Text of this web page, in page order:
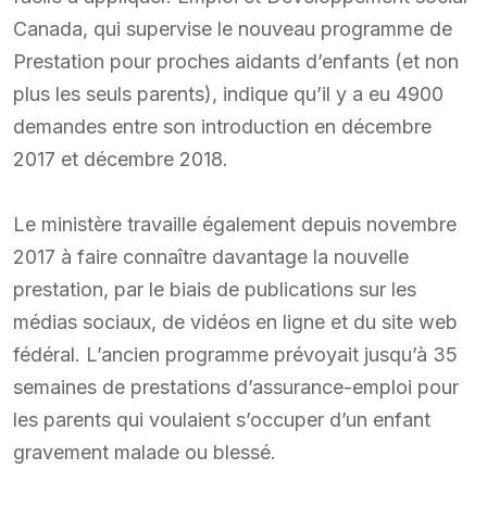
Canada, qui supervise le nouveau programme de
Prestation pour proches aidants d’enfants (et non
plus les seuls parents), indique qu’il y a eu 4900
demandes entre son introduction en décembre
2017 et décembre 2018.
Le ministère travaille également depuis novembre
2017 à faire connaître davantage la nouvelle
prestation, par le biais de publications sur les
médias sociaux, de vidéos en ligne et du site web
fédéral. L’ancien programme prévoyait jusqu’à 35
semaines de prestations d’assurance-emploi pour
les parents qui voulaient s’occuper d’un enfant
gravement malade ou blessé.